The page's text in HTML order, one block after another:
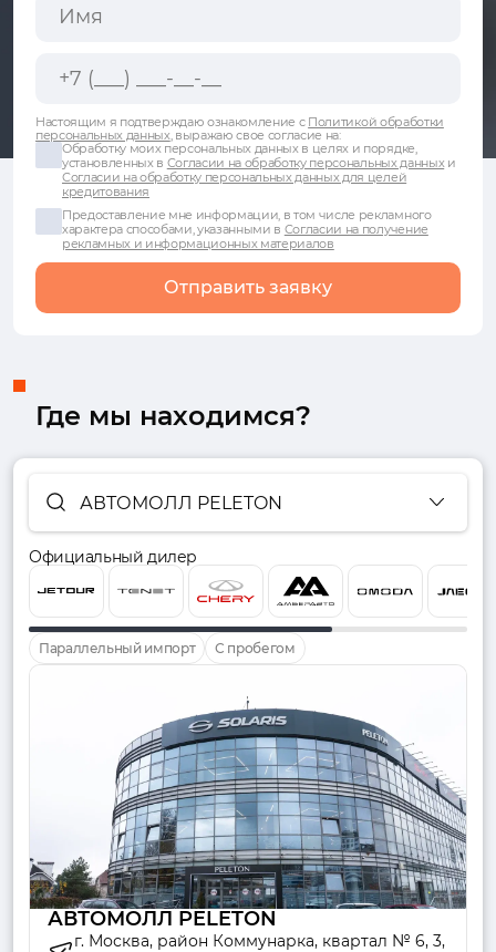
Настоящим я подтверждаю ознакомление с Политикой обработки
персональных данных, выражаю свое согласие на:
Обработку моих персональных данных в целях и порядке,
установленных в Согласии на обработку персональных данныхи
Согласии на обработку персональных данных для целей
кредитования
Предоставление мне информации, в том числе рекламного
характера способами, указанными в Согласии на получение
рекламных и информационных материалов
Отправить заявку
Где мы находимся?
АВТОМОЛЛ PELETON
Официальный дилер
Параллельный импорт С пробегом
АВТОМОЛЛ PELETON
г. Москва, район Коммунарка, квартал № 6, 3,